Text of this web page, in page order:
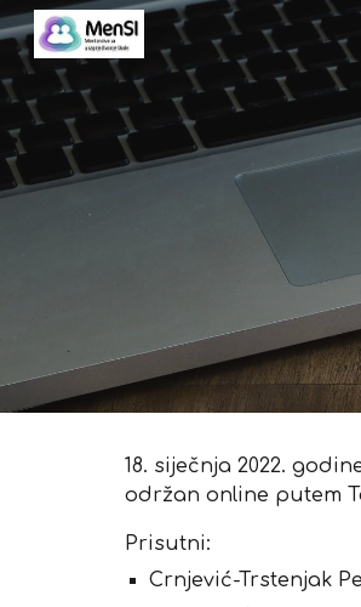
18. siječnja 2022.
održan online putem
Prisutni:
Crnjević-Trstenjak